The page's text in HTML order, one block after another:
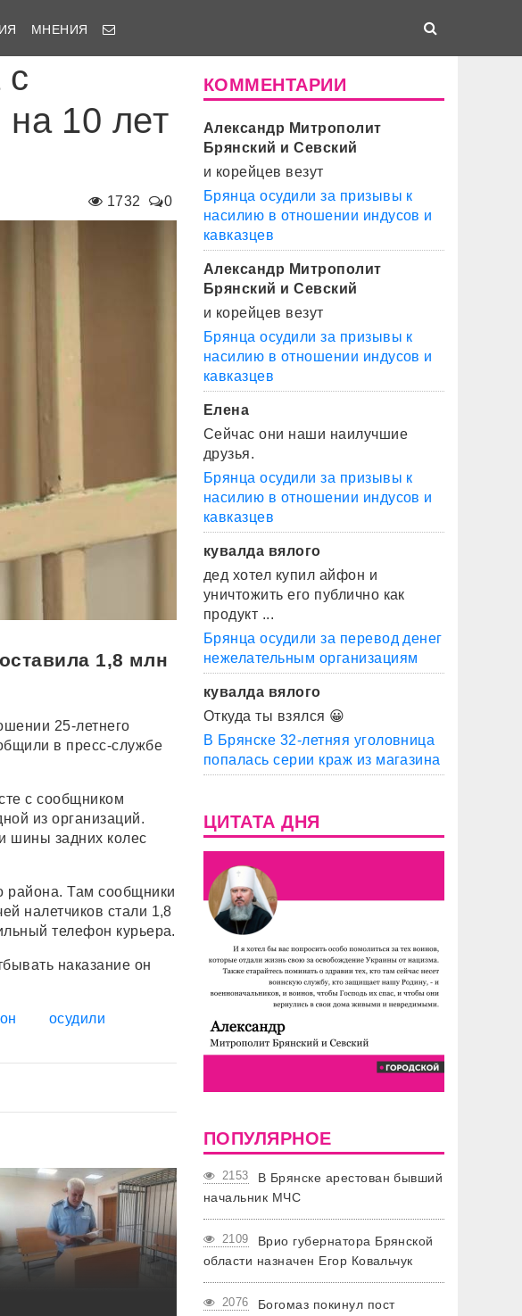
МНЕНИЯ
с
10 лет
1732 0
1,8 млн
25-летнего
в пресс-службе
с сообщником
из организаций.
шины задних колес
района. Там сообщники
налетчиков стали 1,8
телефон курьера.
наказание он
осудили
КОММЕНТАРИИ
Александр Митрополит
Брянский и Севский
и корейцев везут
Брянца осудили за призывы к
насилию в отношении индусов и
кавказцев
Александр Митрополит
Брянский и Севский
и корейцев везут
Брянца осудили за призывы к
насилию в отношении индусов и
кавказцев
Елена
Сейчас они наши наилучшие
друзья.
Брянца осудили за призывы к
насилию в отношении индусов и
кавказцев
кувалда вялого
дед хотел купил айфон и
уничтожить его публично как
продукт ...
Брянца осудили за перевод денег
нежелательным организациям
кувалда вялого
Откуда ты взялся 😀
В Брянске 32-летняя уголовница
попалась серии краж из магазина
ЦИТАТА ДНЯ
ПОПУЛЯРНОЕ
2153
В Брянске арестован бывший
начальник МЧС
2109
Врио губернатора Брянской
области назначен Егор Ковальчук
2076
Богомаз покинул пост